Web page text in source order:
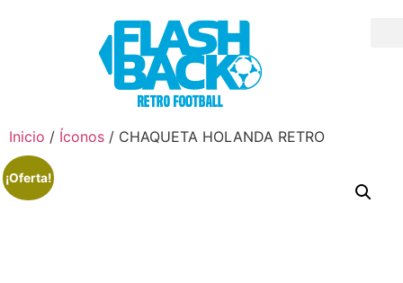
Inicio / Íconos / CHAQUETA HOLANDA RETRO
¡Oferta!